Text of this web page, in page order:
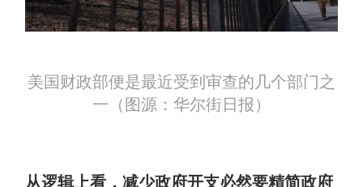
美国财政部便是最近受到审查的几个部门之
一（图源：华尔街日报）
从逻辑上看，减少政府开支必然要精简政府